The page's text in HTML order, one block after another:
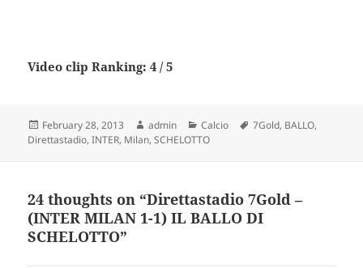
Video clip Ranking: 4 / 5
Posted
on
February 28, 2013 Author
admin Categories
Calcio Tags
7Gold, BALLO,
Direttastadio,INTER, Milan,SCHELOTTO
24 thoughts on “Direttastadio 7Gold –
(INTER MILAN 1-1) IL BALLO DI
SCHELOTTO”